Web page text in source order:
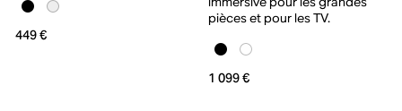
449 €
pièces et pour les TV.
1 099 €